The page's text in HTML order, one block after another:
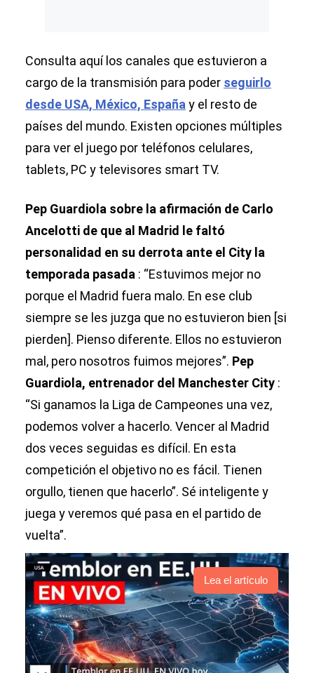
Consulta aquí los canales que estuvieron a
cargo de la transmisión para poder seguirlo
desde USA, México, España y el resto de
países del mundo. Existen opciones múltiples
para ver el juego por teléfonos celulares,
tablets, PC y televisores smart TV.
Pep Guardiola sobre la afirmación de Carlo
Ancelotti de que al Madrid le faltó
personalidad en su derrota ante el City la
temporada pasada : “Estuvimos mejor no
porque el Madrid fuera malo. En ese club
siempre se les juzga que no estuvieron bien [si
pierden]. Pienso diferente. Ellos no estuvieron
mal, pero nosotros fuimos mejores”. Pep
Guardiola, entrenador del Manchester City :
“Si ganamos la Liga de Campeones una vez,
podemos volver a hacerlo. Vencer al Madrid
dos veces seguidas es difícil. En esta
competición el objetivo no es fácil. Tienen
orgullo, tienen que hacerlo”. Sé inteligente y
juega y veremos qué pasa en el partido de
vuelta”.
Lea el artículo